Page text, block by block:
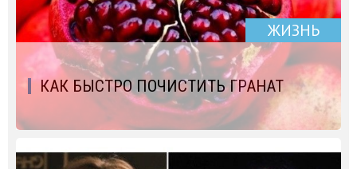
ЖИЗНЬ
КАК БЫСТРО ПОЧИСТИТЬ ГРАНАТ